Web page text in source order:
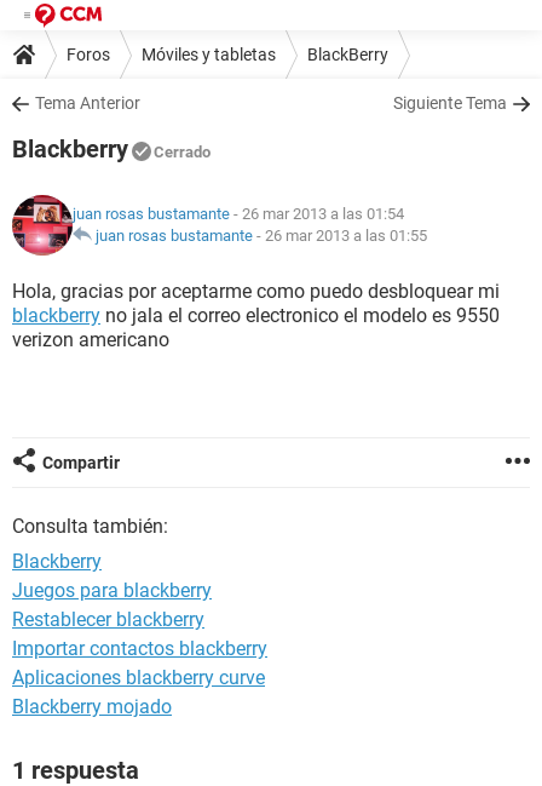
Foros Móviles y tabletas BlackBerry
Tema Anterior Siguiente Tema
Blackberry Cerrado
juan rosas bustamante - 26 mar 2013 a las 01:54
juan rosas bustamante - 26 mar 2013 a las 01:55
Hola, gracias por aceptarme como puedo desbloquear mi
blackberry no jala el correo electronico el modelo es 9550
verizon americano
Compartir
Consulta también:
Blackberry
Juegos para blackberry
Restablecer blackberry
Importar contactos blackberry
Aplicaciones blackberry curve
Blackberry mojado
1 respuesta